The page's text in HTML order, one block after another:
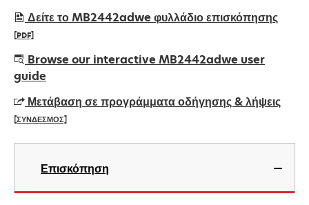
Δείτε το MB2442adwe φυλλάδιο επισκόπησης
[PDF]
opens
in
new
tab
Browse our interactive MB2442adwe user
guide
Μετάβαση σε προγράμματα οδήγησης & λήψεις
[ΣΥΝΔΕΣΜΟΣ]
opens
new
Επισκόπηση